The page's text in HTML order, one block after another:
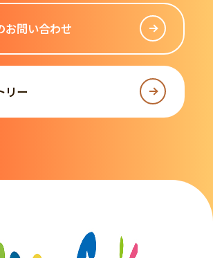
お問い合わせ
リー